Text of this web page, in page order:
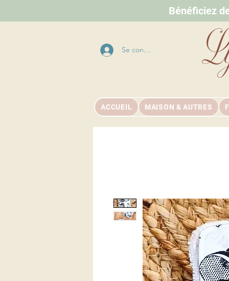
Bénéficiez
Se connecter
ACCUEIL MAISON & AUTRES